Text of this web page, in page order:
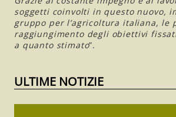
soggetti coinvolti in questo nuovo,
gruppo per l’agricoltura italiana, le
raggiungimento degli obiettivi
a quanto stimato”.
ULTIME NOTIZIE